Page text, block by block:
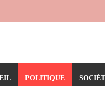
POLITIQUE